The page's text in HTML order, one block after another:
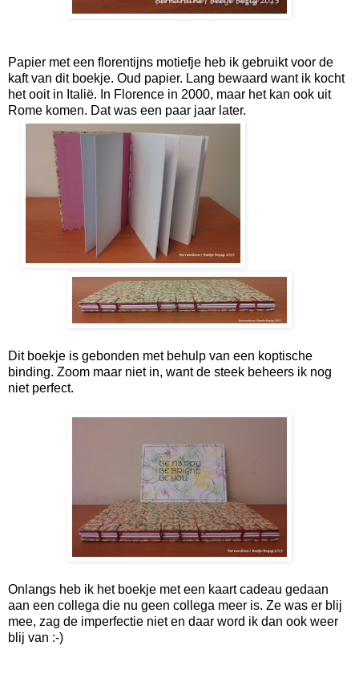
Papier met een florentijns motiefje heb ik gebruikt voor de
kaft van dit boekje. Oud papier. Lang bewaard want ik kocht
het ooit in Italië. In Florence in 2000, maar het kan ook uit
Rome komen. Dat was een paar jaar later.
Dit boekje is gebonden met behulp van een koptische
binding. Zoom maar niet in, want de steek beheers ik nog
niet perfect.
Onlangs heb ik het boekje met een kaart cadeau gedaan
aan een collega die nu geen collega meer is. Ze was er blij
mee, zag de imperfectie niet en daar word ik dan ook weer
blij van :-)